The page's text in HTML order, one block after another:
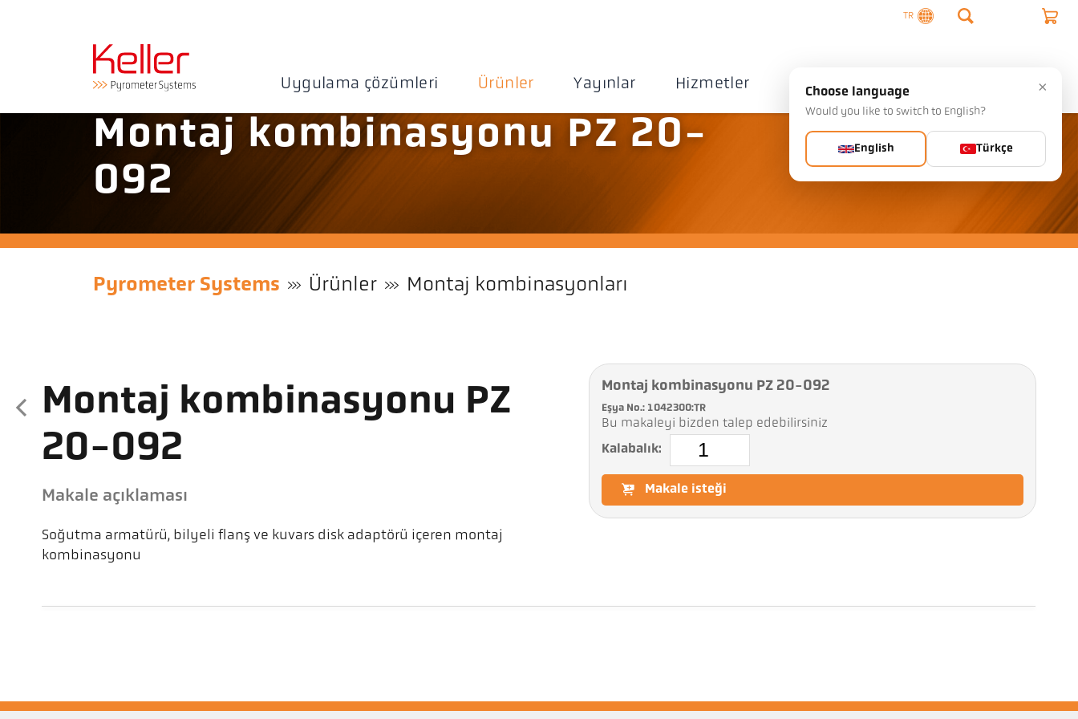
TR
Uygulama çözümleri Ürünler Yayınlar Hizmetler Şirket
Montaj kombinasyonu PZ 20-
092
Pyrometer Systems Ürünler Montaj kombinasyonları
Montaj kombinasyonu PZ
20-092
Makale açıklaması
Soğutma armatürü, bilyeli flanş ve kuvars disk adaptörü içeren montaj
kombinasyonu
Montaj kombinasyonu PZ 20-092
Eşya No.: 1042300:TR
Bu makaleyi bizden talep edebilirsiniz
Kalabalık:
Makale isteği
×
Choose language
Would you like to switch to English?
English Türkçe